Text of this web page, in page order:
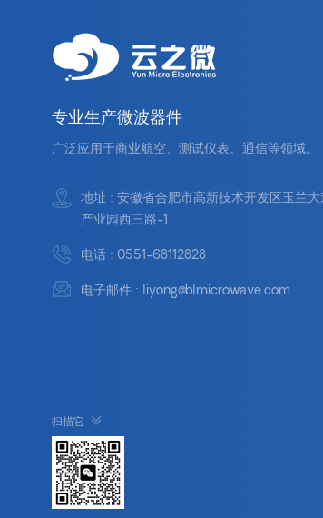
专业生产微波器件
广泛应用于商业航空、测试仪表、通信等领域。
地址 : 安徽省合肥市高新技术开发区玉兰
产业园西三路-1
电话 : 0551-68112828
电子邮件 : liyong@blmicrowave.com
扫描它